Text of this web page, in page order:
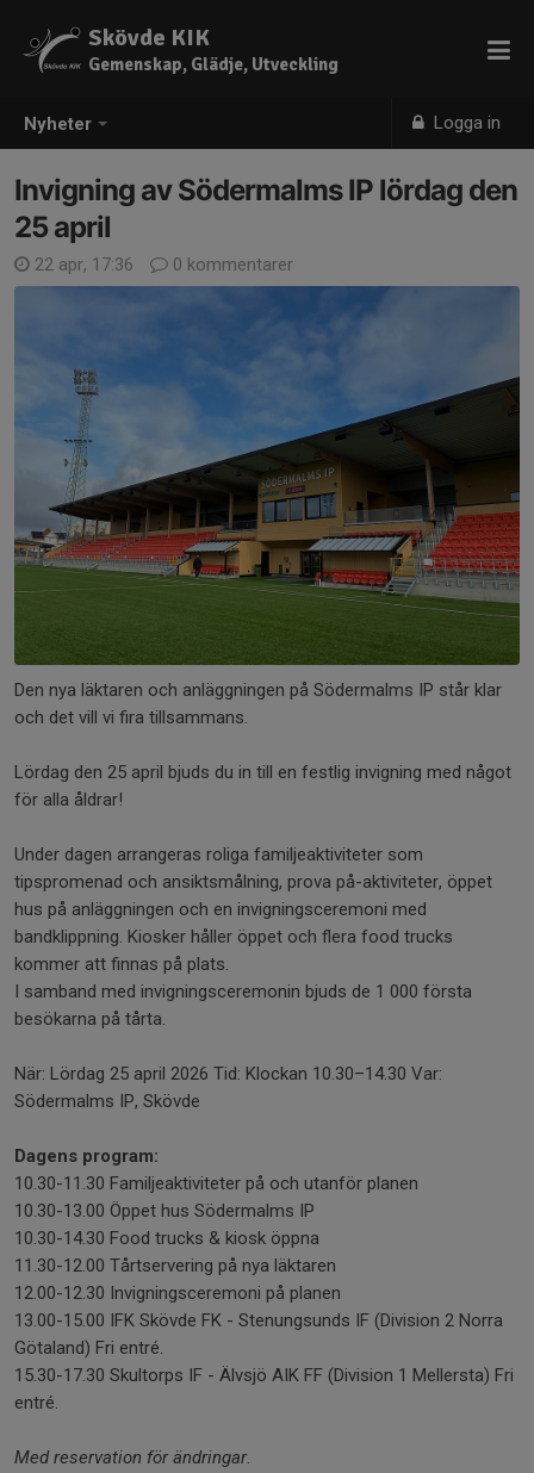
Nyheter Logga in
Skövde KIK
Gemenskap, Glädje, Utveckling
Invigning av Södermalms IP lördag den
25 april
22 apr, 17:36 0 kommentarer
Den nya läktaren och anläggningen på Södermalms IP står klar
och det vill vi fira tillsammans.
Lördag den 25 april bjuds du in till en festlig invigning med något
för alla åldrar!
Under dagen arrangeras roliga familjeaktiviteter som
tipspromenad och ansiktsmålning, prova på-aktiviteter, öppet
hus på anläggningen och en invigningsceremoni med
bandklippning. Kiosker håller öppet och flera food trucks
kommer att finnas på plats.
I samband med invigningsceremonin bjuds de 1 000 första
besökarna på tårta.
När: Lördag 25 april 2026 Tid: Klockan 10.30–14.30 Var:
Södermalms IP, Skövde
Dagens program:
10.30-11.30 Familjeaktiviteter på och utanför planen
10.30-13.00 Öppet hus Södermalms IP
10.30-14.30 Food trucks & kiosk öppna
11.30-12.00 Tårtservering på nya läktaren
12.00-12.30 Invigningsceremoni på planen
13.00-15.00 IFK Skövde FK - Stenungsunds IF (Division 2 Norra
Götaland) Fri entré.
15.30-17.30 Skultorps IF - Älvsjö AIK FF (Division 1 Mellersta) Fri
entré.
Med reservation för ändringar.